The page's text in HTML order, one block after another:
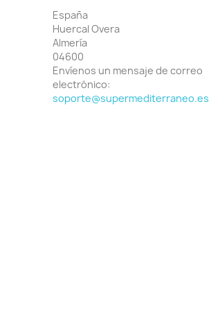
España
Huercal Overa
Almería
04600
Envíenos un mensaje de correo
electrónico:
soporte@supermediterraneo.es